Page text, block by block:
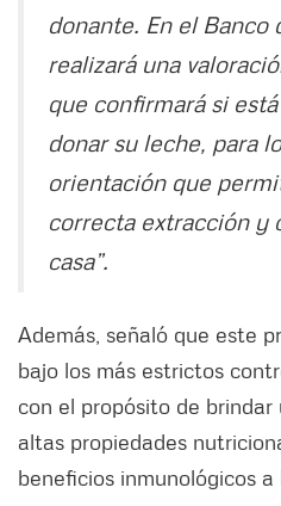
donante. En el Banco
realizará una
que confirmará si
donar su leche, para
orientación que
correcta extracción y
casa”.
Además, señaló que este
bajo los más estrictos
con el propósito de
altas propiedades
beneficios inmunológicos a